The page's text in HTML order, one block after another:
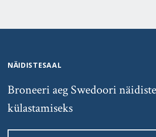
NÄIDISTESAAL
Broneeri aeg Swedoori
külastamiseks